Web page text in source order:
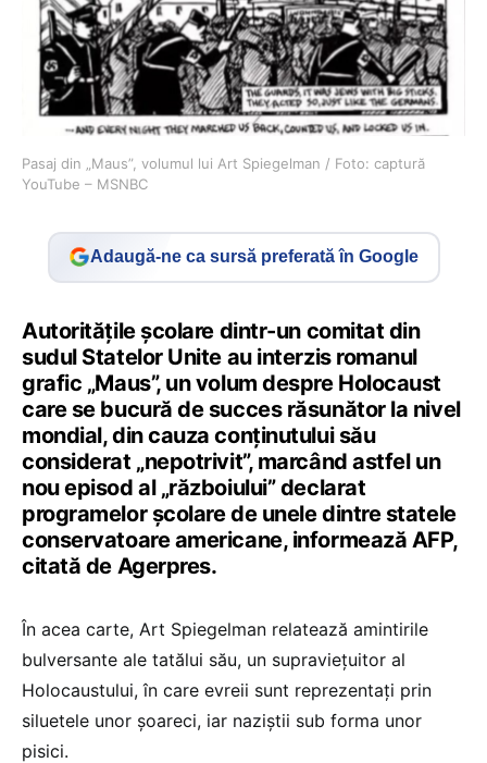
Pasaj din „Maus”, volumul lui Art Spiegelman / Foto: captură
YouTube – MSNBC
Adaugă-ne ca sursă preferată în Google
Autorităţile şcolare dintr-un comitat din
sudul Statelor Unite au interzis romanul
grafic „Maus”, un volum despre Holocaust
care se bucură de succes răsunător la nivel
mondial, din cauza conţinutului său
considerat „nepotrivit”, marcând astfel un
nou episod al „războiului” declarat
programelor şcolare de unele dintre statele
conservatoare americane, informează AFP,
citată de Agerpres.
În acea carte, Art Spiegelman relatează amintirile
bulversante ale tatălui său, un supravieţuitor al
Holocaustului, în care evreii sunt reprezentaţi prin
siluetele unor şoareci, iar naziştii sub forma unor
pisici.